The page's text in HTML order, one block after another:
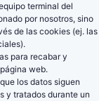
terminal del
por nosotros, sino
de las cookies (ej. las
para recabar y
web.
los datos siguen
y tratados durante un